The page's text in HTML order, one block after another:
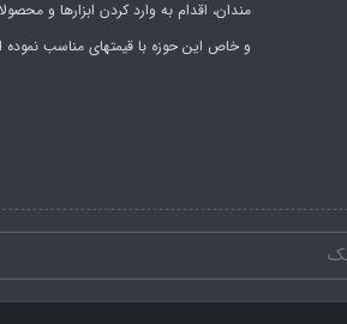
مندان، اقدام به وارد کردن ابزارها و
و خاص این حوزه با قیمتهای مناسب